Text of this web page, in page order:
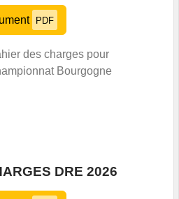
PDF
des charges pour
Bourgogne
DRE 2026